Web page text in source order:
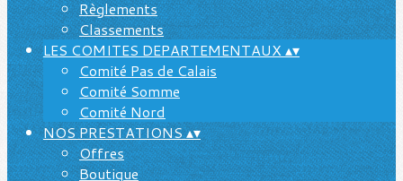
Règlements
Classements
LES COMITES DEPARTEMENTAUX▴▾
Comité Pas de Calais
Comité Somme
Comité Nord
NOS PRESTATIONS▴▾
Offres
Boutique